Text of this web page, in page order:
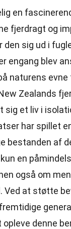
en
fjerdragt og
sig ud i
engang blev
naturens
Zealands
sig et liv i
har spillet
bestanden af
en
også om
Ved at støtte
opleve denne